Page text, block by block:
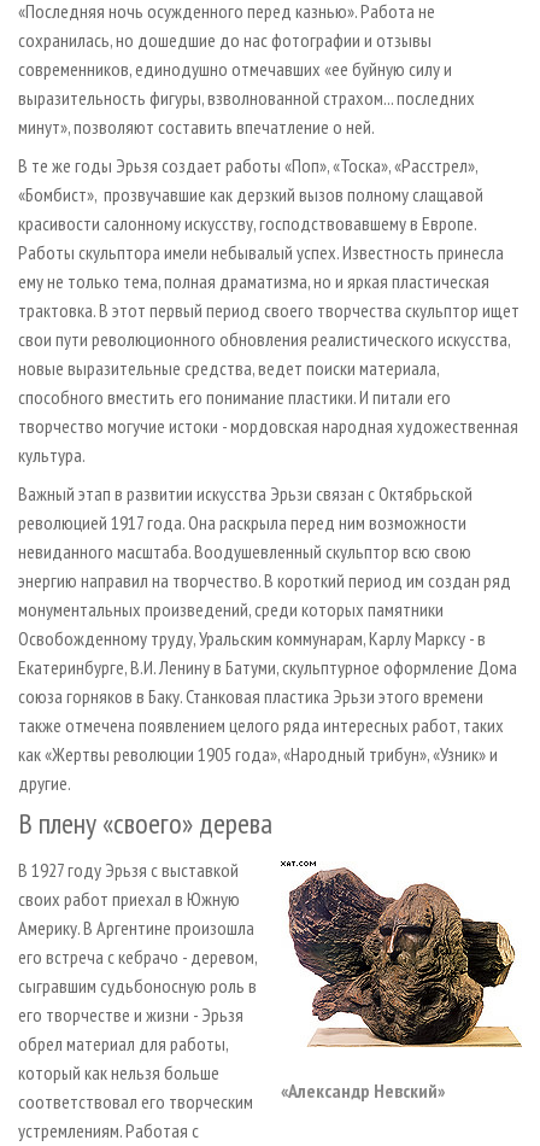
«Последняя ночь осужденного перед казнью». Работа не
сохранилась, но дошедшие до нас фотографии и отзывы
современников, единодушно отмечавших «ее буйную силу и
выразительность фигуры, взволнованной страхом... последних
минут», позволяют составить впечатление о ней.
В те же годы Эрьзя создает работы «Поп», «Тоска», «Расстрел»,
«Бомбист», прозвучавшие как дерзкий вызов полному слащавой
красивости салонному искусству, господствовавшему в Европе.
Работы скульптора имели небывалый успех. Известность принесла
ему не только тема, полная драматизма, но и яркая пластическая
трактовка. В этот первый период своего творчества скульптор ищет
свои пути революционного обновления реалистического искусства,
новые выразительные средства, ведет поиски материала,
способного вместить его понимание пластики. И питали его
творчество могучие истоки - мордовская народная художественная
культура.
Важный этап в развитии искусства Эрьзи связан с Октябрьской
революцией 1917 года. Она раскрыла перед ним возможности
невиданного масштаба. Воодушевленный скульптор всю свою
энергию направил на творчество. В короткий период им создан ряд
монументальных произведений, среди которых памятники
Освобожденному труду, Уральским коммунарам, Карлу Марксу - в
Екатеринбурге, В.И. Ленину в Батуми, скульптурное оформление Дома
союза горняков в Баку. Станковая пластика Эрьзи этого времени
также отмечена появлением целого ряда интересных работ, таких
как «Жертвы революции 1905 года», «Народный трибун», «Узник» и
другие.
В плену «своего» дерева
«Александр Невский»
В 1927 году Эрьзя с выставкой
своих работ приехал в Южную
Америку. В Аргентине произошла
его встреча с кебрачо - деревом,
сыгравшим судьбоносную роль в
его творчестве и жизни - Эрьзя
обрел материал для работы,
который как нельзя больше
соответствовал его творческим
устремлениям. Работая с